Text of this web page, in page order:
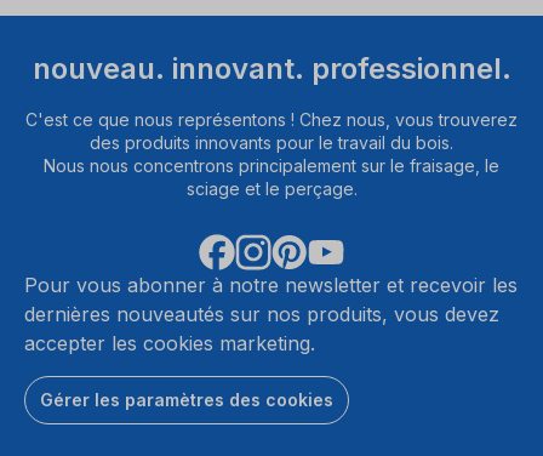
nouveau. innovant. professionnel.
C'est ce que nous représentons ! Chez nous, vous trouverez
des produits innovants pour le travail du bois.
Nous nous concentrons principalement sur le fraisage, le
sciage et le perçage.
Pour vous abonner à notre newsletter et recevoir les
dernières nouveautés sur nos produits, vous devez
accepter les cookies marketing.
Gérer les paramètres des cookies